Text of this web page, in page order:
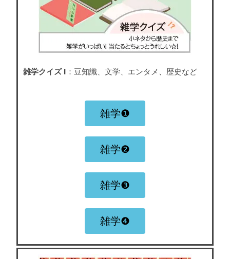
雑学クイズ I ：豆知識、文学、エンタメ、歴史など
雑学❶
雑学❷
雑学❸
雑学❹